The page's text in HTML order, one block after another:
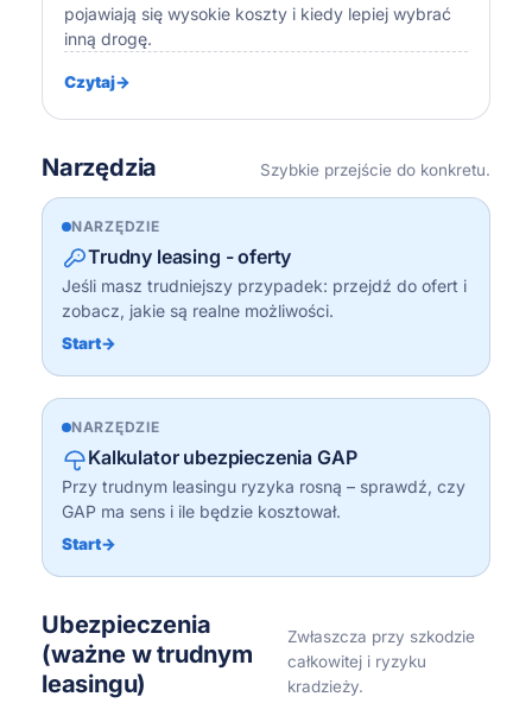
pojawiają się wysokie koszty i kiedy lepiej wybrać
inną drogę.
Czytaj→
Narzędzia Szybkie przejście do konkretu.
NARZĘDZIE
Trudny leasing - oferty
Jeśli masz trudniejszy przypadek: przejdź do ofert i
zobacz, jakie są realne możliwości.
Start→
NARZĘDZIE
Kalkulator ubezpieczenia GAP
Przy trudnym leasingu ryzyka rosną – sprawdź, czy
GAP ma sens i ile będzie kosztował.
Start→
Ubezpieczenia
(ważne w trudnym
leasingu)
Zwłaszcza przy szkodzie
całkowitej i ryzyku
kradzieży.